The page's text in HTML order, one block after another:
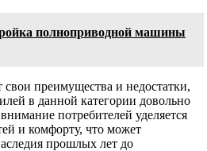
полноприводной машины
свои преимущества и недостатки,
в данной категории довольно
потребителей уделяется
и комфорту, что может
прошлых лет до